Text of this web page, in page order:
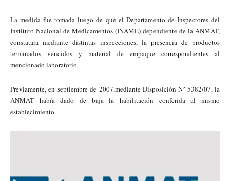
La medida fue tomada luego de que el Departamento de Inspectores del
Instituto Nacional de Medicamentos (INAME) dependiente de la ANMAT,
constatara mediante distintas inspecciones, la presencia de productos
terminados vencidos y material de empaque correspondientes al
mencionado laboratorio.
Previamente, en septiembre de 2007,mediante Disposición Nº 5382/07, la
ANMAT había dado de baja la habilitación conferida al mismo
establecimiento.